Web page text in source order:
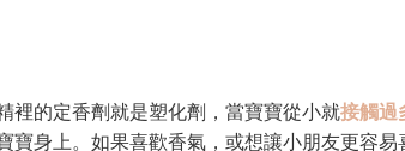
裡的定香劑就是塑化劑，當寶寶從小就接觸過
身上。如果喜歡香氣，或想讓小朋友更容